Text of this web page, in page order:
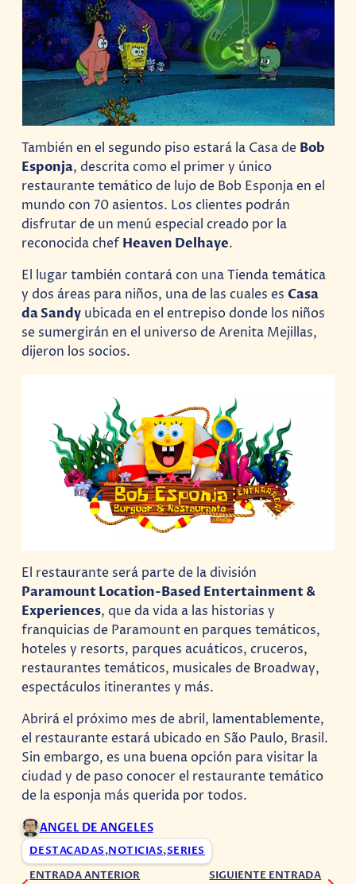
También en el segundo piso estará la Casa de Bob
Esponja, descrita como el primer y único
restaurante temático de lujo de Bob Esponja en el
mundo con 70 asientos. Los clientes podrán
disfrutar de un menú especial creado por la
reconocida chef Heaven Delhaye.
El lugar también contará con una Tienda temática
y dos áreas para niños, una de las cuales es Casa
da Sandy ubicada en el entrepiso donde los niños
se sumergirán en el universo de Arenita Mejillas,
dijeron los socios.
El restaurante será parte de la división
Paramount Location-Based Entertainment &
Experiences, que da vida a las historias y
franquicias de Paramount en parques temáticos,
hoteles y resorts, parques acuáticos, cruceros,
restaurantes temáticos, musicales de Broadway,
espectáculos itinerantes y más.
Abrirá el próximo mes de abril, lamentablemente,
el restaurante estará ubicado en São Paulo, Brasil.
Sin embargo, es una buena opción para visitar la
ciudad y de paso conocer el restaurante temático
de la esponja más querida por todos.
ANGEL DE ANGELES
DESTACADAS,NOTICIAS,SERIES
ENTRADA ANTERIOR
SIGUIENTE ENTRADA